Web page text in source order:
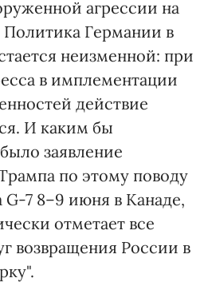
агрессии на
Политика Германии в
неизменной: при
в имплементации
действие
И каким бы
заявление
по этому поводу
7 8–9 июня в Канаде,
отметает все
возвращения России в